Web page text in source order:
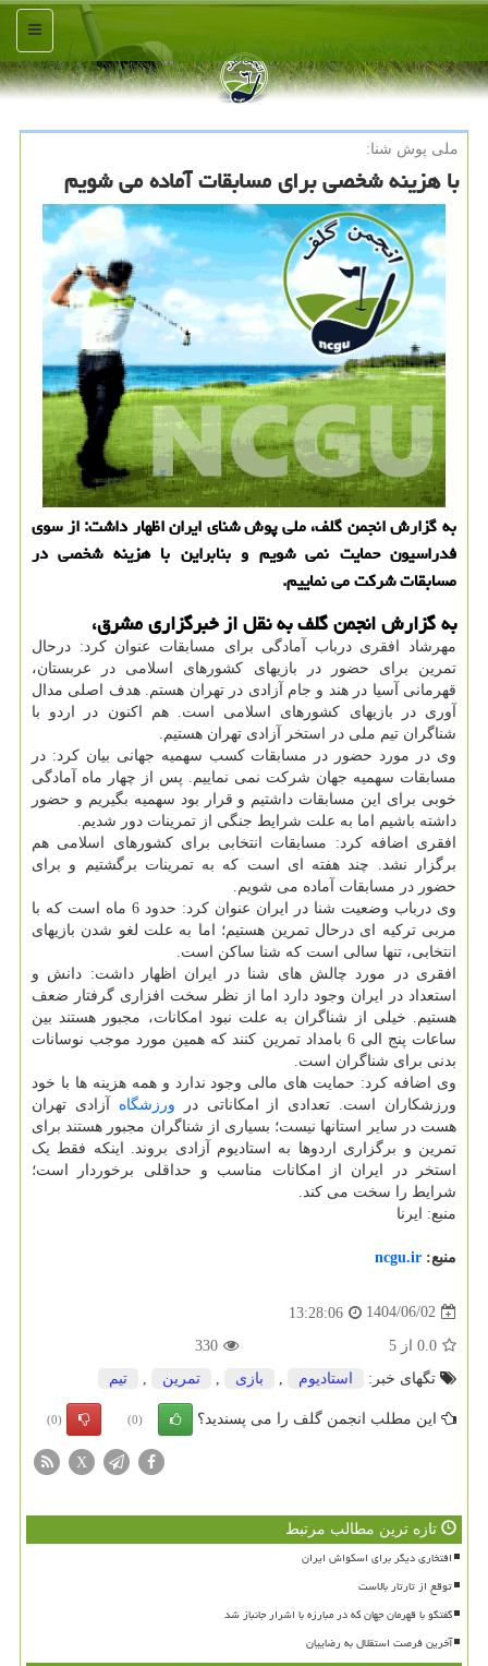
منو
ملی پوش شنا:
با هزینه شخصی برای مسابقات آماده می شویم
به گزارش انجمن گلف، ملی پوش شنای ایران اظهار داشت: از سوی
فدراسیون حمایت نمی شویم و بنابراین با هزینه شخصی در
مسابقات شرکت می نماییم.
به گزارش انجمن گلف به نقل از خبرگزاری مشرق،
مهرشاد افقری درباب آمادگی برای مسابقات عنوان کرد: درحال
تمرین برای حضور در بازیهای کشورهای اسلامی در عربستان،
قهرمانی آسیا در هند و جام آزادی در تهران هستم. هدف اصلی مدال
آوری در بازیهای کشورهای اسلامی است. هم اکنون در اردو با
شناگران تیم ملی در استخر آزادی تهران هستیم.
وی در مورد حضور در مسابقات کسب سهمیه جهانی بیان کرد: در
مسابقات سهمیه جهان شرکت نمی نماییم. پس از چهار ماه آمادگی
خوبی برای این مسابقات داشتیم و قرار بود سهمیه بگیریم و حضور
داشته باشیم اما به علت شرایط جنگی از تمرینات دور شدیم.
افقری اضافه کرد: مسابقات انتخابی برای کشورهای اسلامی هم
برگزار نشد. چند هفته ای است که به تمرینات برگشتیم و برای
حضور در مسابقات آماده می شویم.
وی درباب وضعیت شنا در ایران عنوان کرد: حدود 6 ماه است که با
مربی ترکیه ای درحال تمرین هستیم؛ اما به علت لغو شدن بازیهای
انتخابی، تنها سالی است که شنا ساکن است.
افقری در مورد چالش های شنا در ایران اظهار داشت: دانش و
استعداد در ایران وجود دارد اما از نظر سخت افزاری گرفتار ضعف
هستیم. خیلی از شناگران به علت نبود امکانات، مجبور هستند بین
ساعات پنج الی 6 بامداد تمرین کنند که همین مورد موجب نوسانات
بدنی برای شناگران است.
وی اضافه کرد: حمایت های مالی وجود ندارد و همه هزینه ها با خود
ورزشکاران است. تعدادی از امکاناتی در ورزشگاه آزادی تهران
هست در سایر استانها نیست؛ بسیاری از شناگران مجبور هستند برای
تمرین و برگزاری اردوها به استادیوم آزادی بروند. اینکه فقط یک
استخر در ایران از امکانات مناسب و حداقلی برخوردار است؛
شرایط را سخت می کند.
منبع: ایرنا
منبع: ncgu.ir
1404/06/02
13:28:06
0.0 از 5
330
تگهای خبر:
استادیوم بازی تمرین تیم
این مطلب انجمن گلف را می پسندید؟ (0)
(0)
X
تازه ترین مطالب مرتبط
افتخاری دیگر برای اسکواش ایران
توقع از تارتار بالاست
گفتگو با قهرمان جهان که در مبارزه با اشرار جانباز شد
آخرین فرصت استقلال به رضاییان